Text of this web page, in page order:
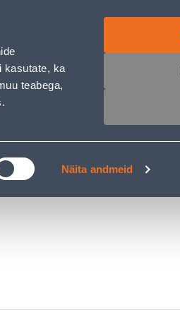
kasutate, ka
teabega,
Näita andmeid
sisse
MEISTRIKLUBI